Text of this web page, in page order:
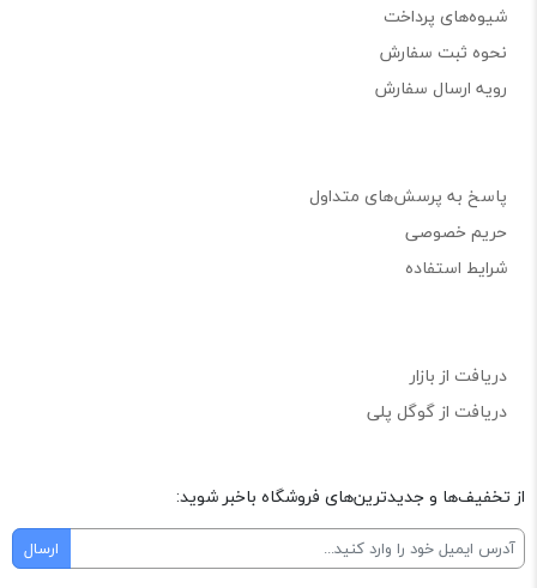
شیوه‌های پرداخت
نحوه ثبت سفارش
رویه ارسال سفارش
پاسخ به پرسش‌های متداول
حریم خصوصی
شرایط استفاده
دریافت از بازار
دریافت از گوگل پلی
از تخفیف‌ها و جدیدترین‌های فروشگاه باخبر شوید: